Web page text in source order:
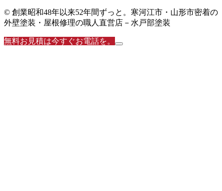
© 創業昭和48年以来52年間ずっと。寒河江市・山形市密着の
外壁塗装・屋根修理の職人直営店－水戸部塗装
無料お見積は今すぐお電話を。